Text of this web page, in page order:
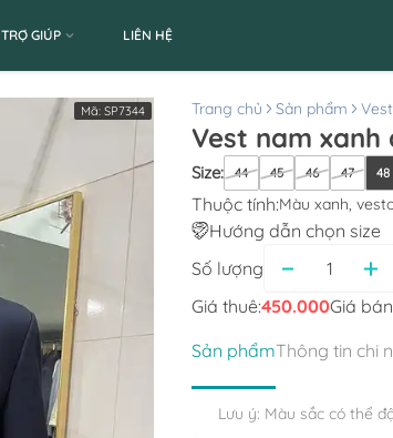
TRỢ GIÚP LIÊN HỆ
Mã: SP7344 Trang chủ Sản phẩm
Vest nam xanh
Size: 44 45 46 47 48
Thuộc tính:Màu xanh,
Hướng dẫn chọn size
Số lượng
Giá thuê:450.000Giá
Sản phẩmThông tin chi
Lưu ý: Màu sắc có thể